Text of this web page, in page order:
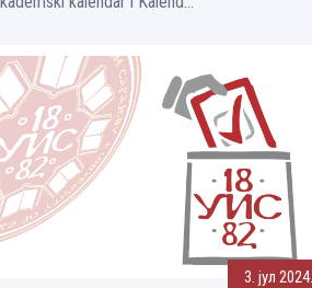
3. јул 2024.